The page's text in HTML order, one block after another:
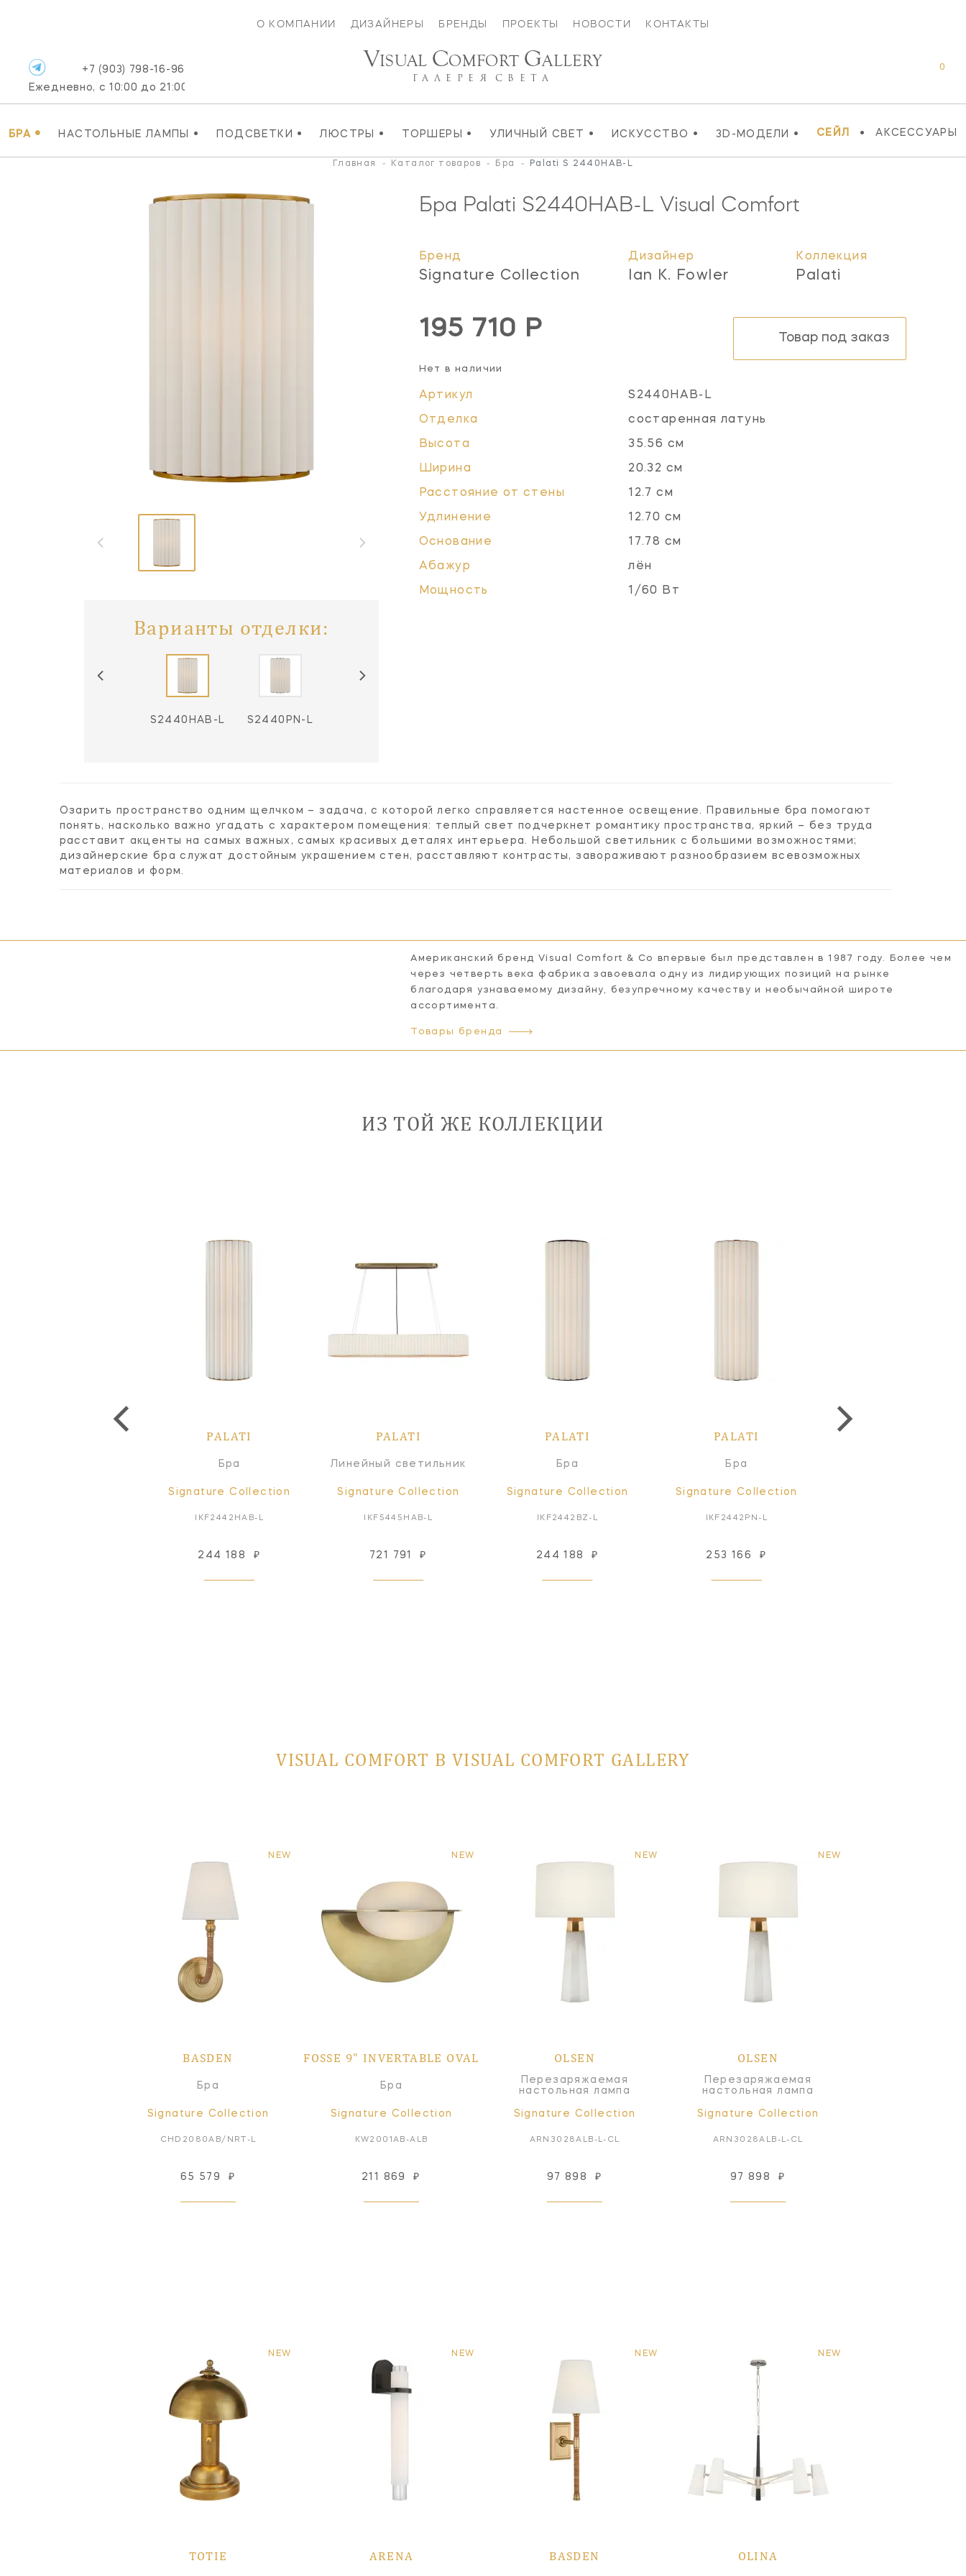
О КОМПАНИИ ДИЗАЙНЕРЫ БРЕНДЫ ПРОЕКТЫ НОВОСТИ КОНТАКТЫ
БРА • НАСТОЛЬНЫЕ ЛАМПЫ • ПОДСВЕТКИ • ЛЮСТРЫ • ТОРШЕРЫ • УЛИЧНЫЙ СВЕТ • ИСКУССТВО • 3D-МОДЕЛИ • СЕЙЛ • АКСЕССУАРЫ
+7 (903) 798-16-96
Ежедневно, с 10:00 до 21:00
0
VISUAL COMFORT GALLERY
ГАЛЕРЕЯ СВЕТА
Главная - Каталог товаров - Бра - Palati S 2440HAB-L
Варианты отделки:
S2440HAB-L S2440PN-L
Бра Palati S2440HAB-L Visual Comfort
Бренд
Signature Collection
Дизайнер
Ian K. Fowler
Коллекция
Palati
195 710 Р
Нет в наличии
Товар под заказ
Артикул S2440HAB-L
Отделка состаренная латунь
Высота 35.56 см
Ширина 20.32 см
Расстояние от стены 12.7 см
Удлинение 12.70 см
Основание 17.78 см
Абажур лён
Мощность 1/60 Вт
Озарить пространство одним щелчком – задача, с которой легко справляется настенное освещение. Правильные бра помогают
понять, насколько важно угадать с характером помещения: теплый свет подчеркнет романтику пространства, яркий – без труда
расставит акценты на самых важных, самых красивых деталях интерьера. Небольшой светильник с большими возможностями;
дизайнерские бра служат достойным украшением стен, расставляют контрасты, завораживают разнообразием всевозможных
материалов и форм.
Американский бренд Visual Comfort & Co впервые был представлен в 1987 году. Более чем
через четверть века фабрика завоевала одну из лидирующих позиций на рынке
благодаря узнаваемому дизайну, безупречному качеству и необычайной широте
ассортимента.
Товары бренда
ИЗ ТОЙ ЖЕ КОЛЛЕКЦИИ
PALATI
Бра
Signature Collection
IKF2442HAB-L
244 188 ₽
PALATI
Линейный светильник
Signature Collection
IKF5445HAB-L
721 791 ₽
PALATI
Бра
Signature Collection
IKF2442BZ-L
244 188 ₽
PALATI
Бра
Signature Collection
IKF2442PN-L
253 166 ₽
VISUAL COMFORT В VISUAL COMFORT GALLERY
NEW
BASDEN
Бра
Signature Collection
CHD2080AB/NRT-L
65 579 ₽
NEW
FOSSE 9" INVERTABLE OVAL
Бра
Signature Collection
KW2001AB-ALB
211 869 ₽
NEW
OLSEN
Перезаряжаемая
настольная лампа
Signature Collection
ARN3028ALB-L-CL
97 898 ₽
NEW
OLSEN
Перезаряжаемая
настольная лампа
Signature Collection
ARN3028ALB-L-CL
97 898 ₽
NEW
TOTIE
NEW
ARENA
NEW
BASDEN
NEW
OLINA